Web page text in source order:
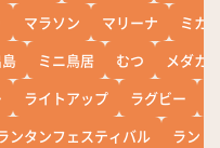
マラソン マリーナ
ミカ
ミニ鳥居 むつ
メダカ
ライトアップ ラグビー
ンタンフェスティバル
ランド